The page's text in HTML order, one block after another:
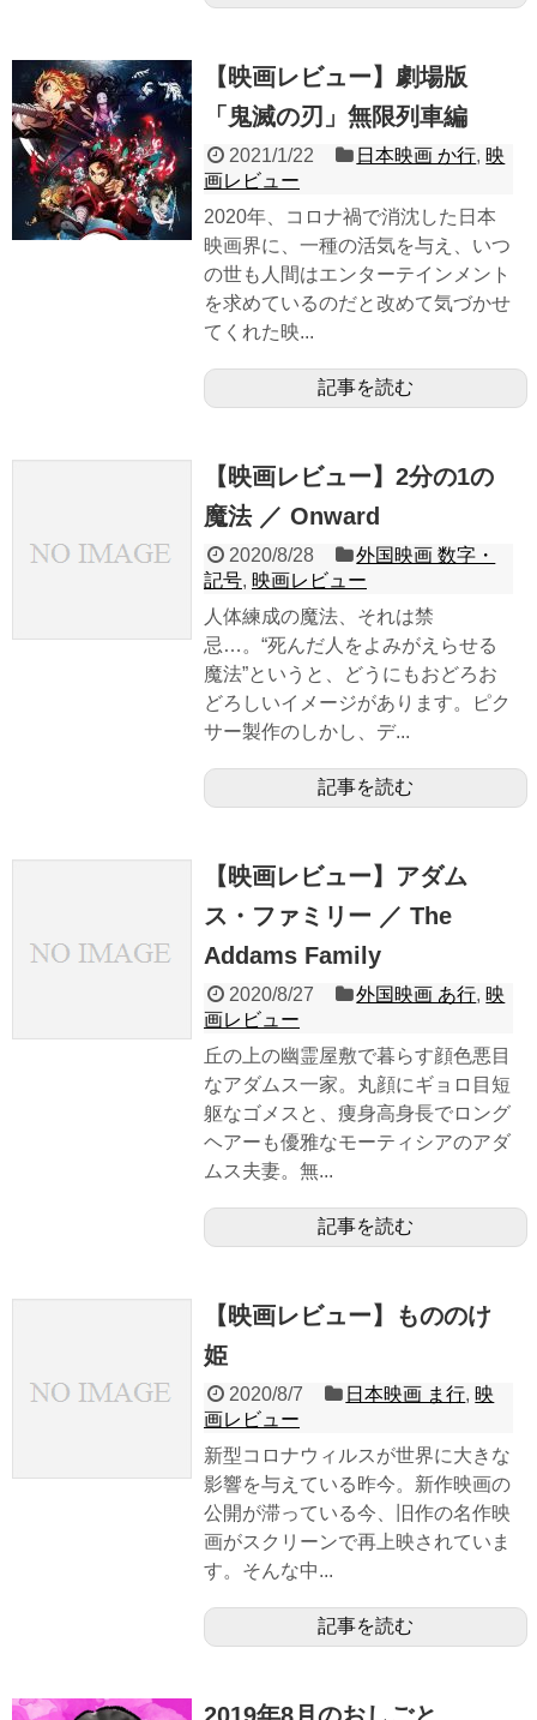
【映画レビュー】劇場版
「鬼滅の刃」無限列車編
2021/1/22 日本映画 か行, 映
画レビュー
2020年、コロナ禍で消沈した日本
映画界に、一種の活気を与え、いつ
の世も人間はエンターテインメント
を求めているのだと改めて気づかせ
てくれた映...
記事を読む
【映画レビュー】2分の1の
魔法 ／ Onward
2020/8/28
外国映画 数字・
記号, 映画レビュー
人体練成の魔法、それは禁
忌…。“死んだ人をよみがえらせる
魔法”というと、どうにもおどろお
どろしいイメージがあります。ピク
サー製作のしかし、デ...
記事を読む
【映画レビュー】アダム
ス・ファミリー ／ The
Addams Family
2020/8/27 外国映画 あ行, 映
画レビュー
丘の上の幽霊屋敷で暮らす顔色悪目
なアダムス一家。丸顔にギョロ目短
躯なゴメスと、痩身高身長でロング
ヘアーも優雅なモーティシアのアダ
ムス夫妻。無...
記事を読む
【映画レビュー】もののけ
姫
2020/8/7 日本映画 ま行, 映
画レビュー
新型コロナウィルスが世界に大きな
影響を与えている昨今。新作映画の
公開が滞っている今、旧作の名作映
画がスクリーンで再上映されていま
す。そんな中...
記事を読む